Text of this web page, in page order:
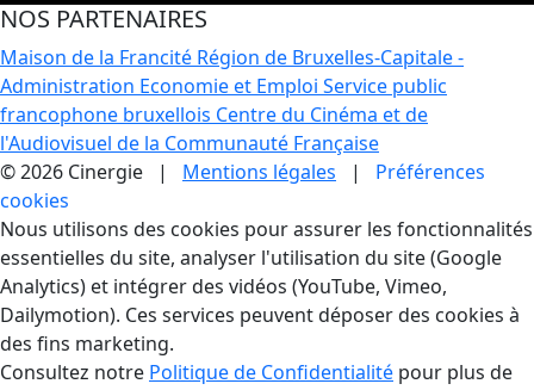
NOS PARTENAIRES
Maison de la Francité Région de Bruxelles-Capitale -
Administration Economie et Emploi Service public
francophone bruxellois Centre du Cinéma et de
l'Audiovisuel de la Communauté Française
© 2026 Cinergie | Mentions légales | Préférences
cookies
Gestion des Cookies
Nous utilisons des cookies pour assurer les fonctionnalités
essentielles du site, analyser l'utilisation du site (Google
Analytics) et intégrer des vidéos (YouTube, Vimeo,
Dailymotion). Ces services peuvent déposer des cookies à
des fins marketing.
Consultez notre Politique de Confidentialité pour plus de